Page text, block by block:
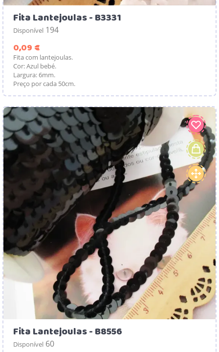
Fita Lantejoulas - B3331
Disponível 194
0,09 €
Fita com lantejoulas.
Cor: Azul bebé.
Largura: 6mm.
Preço por cada 50cm.
Fita Lantejoulas - B8556
Disponível 60